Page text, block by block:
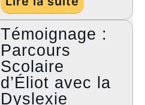
Témoignage :
Parcours
Scolaire
d’Éliot avec la
Dyslexie